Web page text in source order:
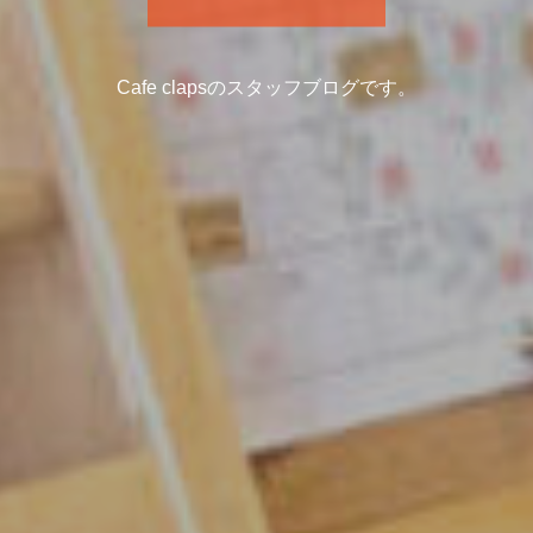
Cafe clapsのスタッフブログです。